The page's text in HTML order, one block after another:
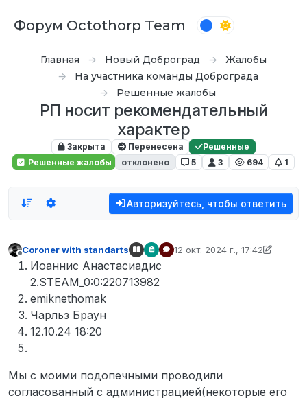
Форум Octothorp Team
Главная Новый Доброград
Жалобы
На участника команды Доброграда
Решенные жалобы
РП носит рекомендательный
характер
Закрыта Перенесена
Решенные
Решенные жалобы
отклонено 5 3 694 1
Авторизуйтесь, чтобы ответить
Не в сети
Coroner with standarts 12 окт. 2024 г., 17:42
отредактировано Coroner
Иоаннис Анастасиадис
2.STEAM_0:0:220713982
emiknethomak
Чарльз Браун
12.10.24 18:20
Мы с моими подопечными проводили
согласованный с администрацией(некоторые его